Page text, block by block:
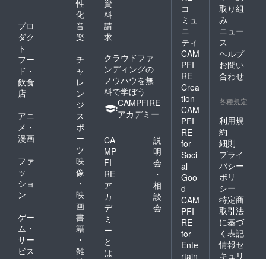
性
化
プロ
ダク
ト
音
楽
フー
ド・
飲食
店
チ
ャ
レ
ン
ジ
アニ
メ・
漫画
ス
ポ
ー
ツ
ファ
ッ
ショ
ン
映
像
・
映
画
ゲー
ム・
サー
ビス
書
籍
・
雑
資
料
請
求
クラウドファ
ンディングの
ノウハウを無
料で学ぼう
CAMPFIRE
アカデミー
CA
MP
FI
RE
ア
カ
デ
ミ
ー
と
は
説
明
会
・
相
談
会
コ
ミュ
ニ
ティ
CAM
PFI
RE
Crea
tion
CAM
PFI
RE
for
Soci
al
Goo
d
CAM
PFI
RE
for
Ente
rtain
取り組
み
ニュー
ス
ヘルプ
お問い
合わせ
各種規定
利用規
約
細則
プライ
バシー
ポリ
シー
特定商
取引法
に基づ
く表記
情報セ
キュリ